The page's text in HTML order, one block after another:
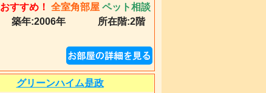
おすすめ！ 全室角部屋 ペット相談
築年:2006年
所在階:2階
グリーンハイム是政